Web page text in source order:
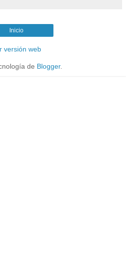
Inicio
versión web
de Blogger.